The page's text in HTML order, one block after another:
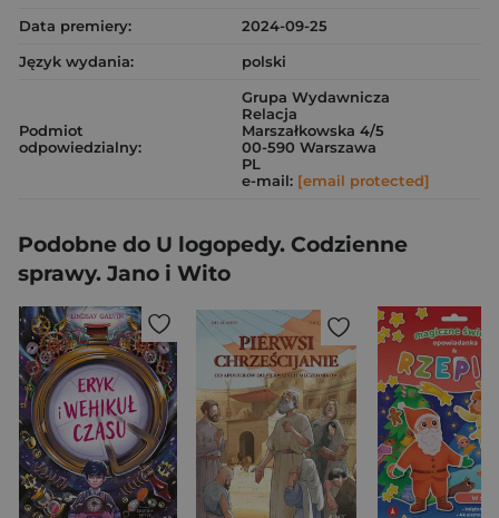
Data premiery:
2024-09-25
Język wydania:
polski
Podmiot
odpowiedzialny:
Grupa Wydawnicza
Relacja
Marszałkowska 4/5
00-590 Warszawa
PL
e-mail: [email protected]
Podobne do U logopedy. Codzienne
sprawy. Jano i Wito